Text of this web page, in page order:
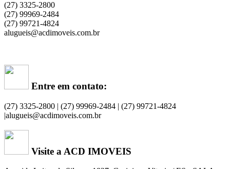
(27) 3325-2800
(27) 99969-2484
(27) 99721-4824
alugueis@acdimoveis.com.br
Entre em contato:
(27) 3325-2800 | (27) 99969-2484 | (27) 99721-4824
|alugueis@acdimoveis.com.br
Visite a ACD IMOVEIS